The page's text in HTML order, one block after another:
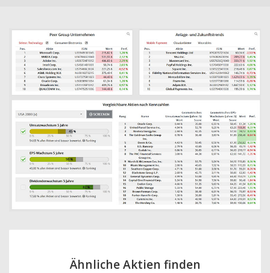
Ähnliche Aktien finden